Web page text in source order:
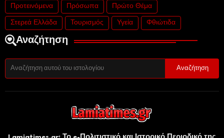
Προτεινόμενα Πρόσωπα Πρώτο Θέμα
Στερεά Ελλάδα Τουρισμός Υγεία Φθιώτιδα
Αναζήτηση